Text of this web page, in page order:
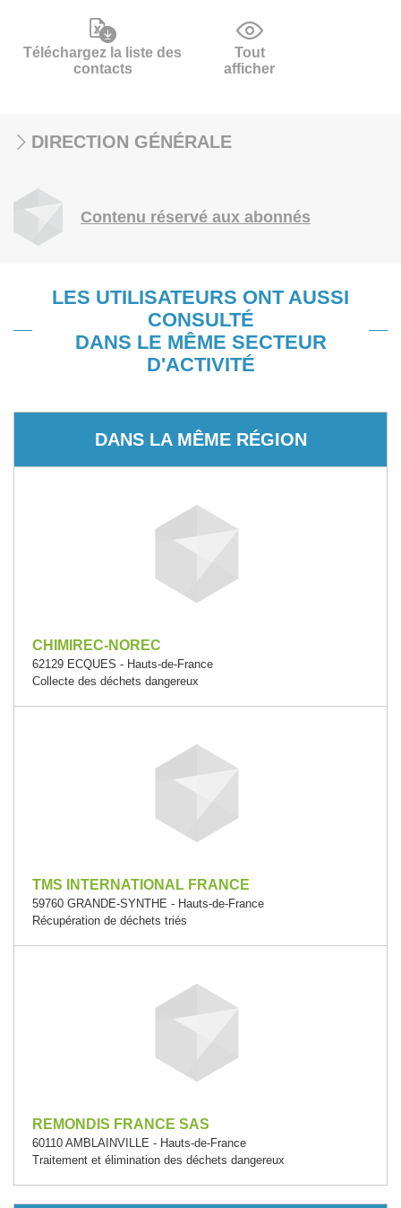
Téléchargez la liste des
contacts
Tout
afficher
DIRECTION GÉNÉRALE
Contenu réservé aux abonnés
LES UTILISATEURS ONT AUSSI
CONSULTÉ
DANS LE MÊME SECTEUR
D'ACTIVITÉ
DANS LA MÊME RÉGION
CHIMIREC-NOREC
62129 ECQUES - Hauts-de-France
Collecte des déchets dangereux
TMS INTERNATIONAL FRANCE
59760 GRANDE-SYNTHE - Hauts-de-France
Récupération de déchets triés
REMONDIS FRANCE SAS
60110 AMBLAINVILLE - Hauts-de-France
Traitement et élimination des déchets dangereux